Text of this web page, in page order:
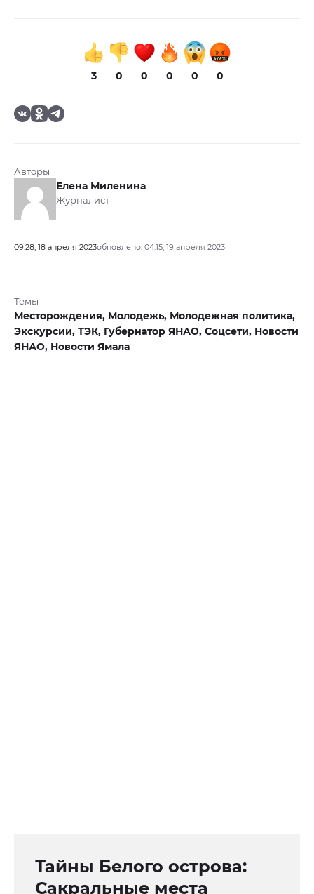
3 0 0 0 0 0
Авторы
Елена Миленина
Журналист
09:28, 18 апреля 2023обновлено: 04:15, 19 апреля 2023
Темы
Месторождения, Молодежь, Молодежная политика,
Экскурсии, ТЭК, Губернатор ЯНАО, Соцсети, Новости
ЯНАО, Новости Ямала
Тайны Белого острова:
Сакральные места